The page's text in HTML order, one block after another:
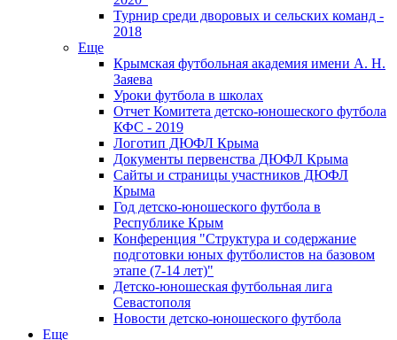
Турнир среди дворовых и сельских команд -
2018
Еще
Крымская футбольная академия имени А. Н.
Заяева
Уроки футбола в школах
Отчет Комитета детско-юношеского футбола
КФС - 2019
Логотип ДЮФЛ Крыма
Документы первенства ДЮФЛ Крыма
Сайты и страницы участников ДЮФЛ
Крыма
Год детско-юношеского футбола в
Республике Крым
Конференция "Структура и содержание
подготовки юных футболистов на базовом
этапе (7-14 лет)"
Детско-юношеская футбольная лига
Севастополя
Новости детско-юношеского футбола
Еще